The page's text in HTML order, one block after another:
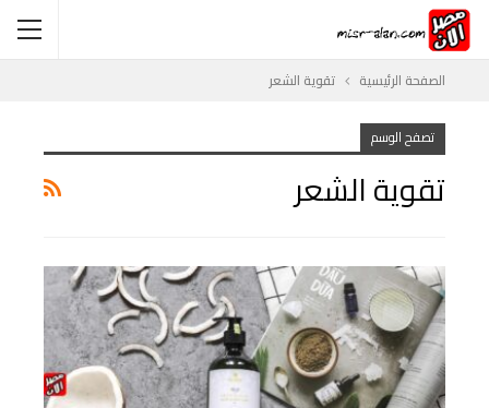
الصفحة الرئيسية تقوية الشعر
تصفح الوسم
تقوية الشعر